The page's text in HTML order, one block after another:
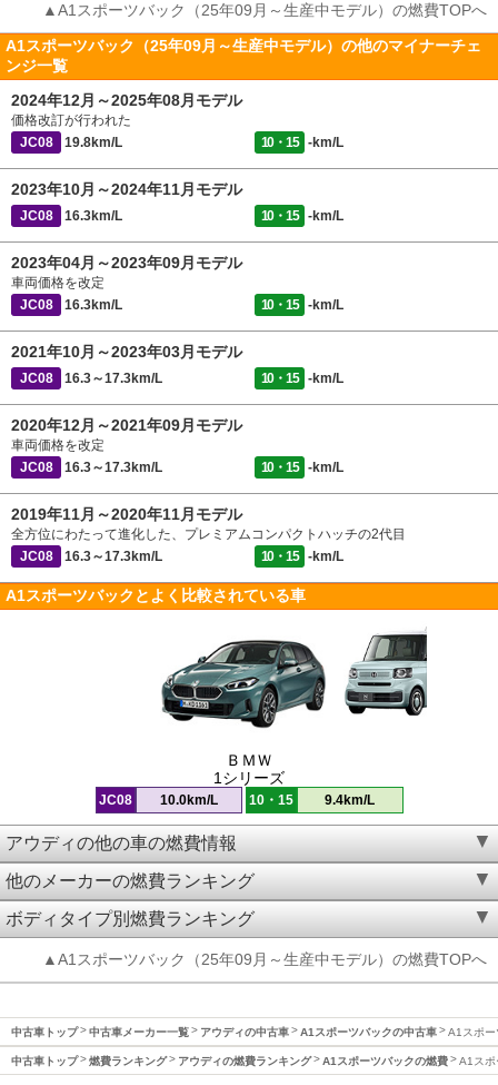
▲A1スポーツバック（25年09月～生産中モデル）の燃費TOPへ
A1スポーツバック（25年09月～生産中モデル）の他のマイナーチェ
ンジ一覧
2024年12月～2025年08月モデル
価格改訂が行われた
JC08
19.8km/L 10・15 -km/L
2023年10月～2024年11月モデル
JC08 16.3km/L 10・15 -km/L
2023年04月～2023年09月モデル
車両価格を改定
JC08
16.3km/L 10・15 -km/L
2021年10月～2023年03月モデル
JC08 16.3～17.3km/L 10・15 -km/L
2020年12月～2021年09月モデル
車両価格を改定
JC08
16.3～17.3km/L 10・15 -km/L
2019年11月～2020年11月モデル
全方位にわたって進化した、プレミアムコンパクトハッチの2代目
JC08
16.3～17.3km/L 10・15 -km/L
A1スポーツバックとよく比較されている車
ＢＭＷ
1シリーズ
JC08 10.0km/L 10・15 9.4km/L
アウディの他の車の燃費情報
他のメーカーの燃費ランキング
ボディタイプ別燃費ランキング
▲A1スポーツバック（25年09月～生産中モデル）の燃費TOPへ
中古車トップ 中古車メーカー一覧 アウディの中古車 A1スポーツバックの中古車 A1スポー
中古車トップ 燃費ランキング アウディの燃費ランキング A1スポーツバックの燃費 A1スポ